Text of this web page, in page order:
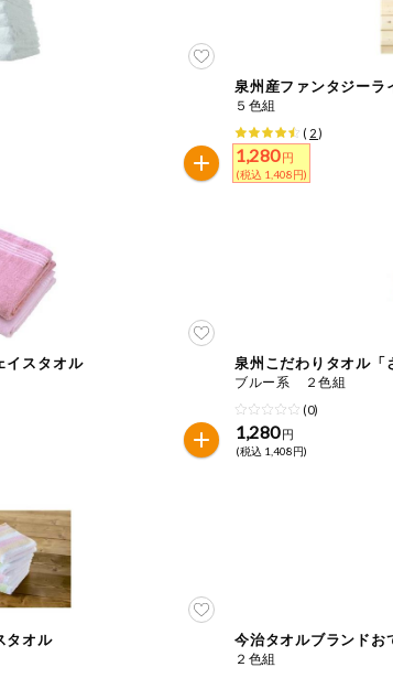
ーナッツ
マカダミアナッツ もも
ください。
泉州産ファンタジーラ
５色組
( 2)
1,280 円
(税込 1,408円)
イスタオル 泉州こだわりタオル「
ブルー系 ２色組
(0)
1,280 円
(税込 1,408円)
タオル 今治タオルブランドお
２色組